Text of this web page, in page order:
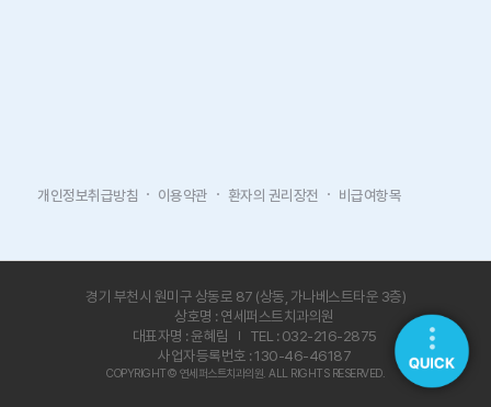
개인정보취급방침 이용약관 환자의 권리장전 비급여항목
경기 부천시 원미구 상동로 87 (상동, 가나베스트타운 3층)
상호명 : 연세퍼스트치과의원
대표자명 : 윤혜림
TEL : 032-216-2875
사업자등록번호 : 130-46-46187
COPYRIGHT© 연세퍼스트치과의원. ALL RIGHTS RESERVED.